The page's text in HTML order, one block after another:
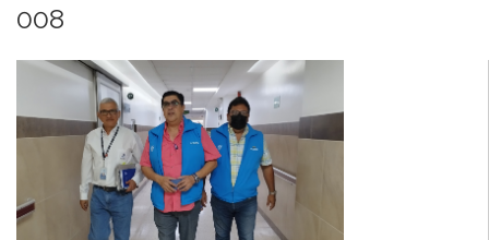
008